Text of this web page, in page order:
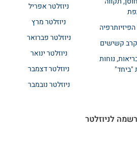
קשישים
נוחות
"ביחד"
ניוזלטר אפריל
ניוזלטר מרץ
ניוזלטר פברואר
ניוזלטר ינואר
ניוזלטר דצמבר
ניוזלטר נובמבר
לניוזלטר